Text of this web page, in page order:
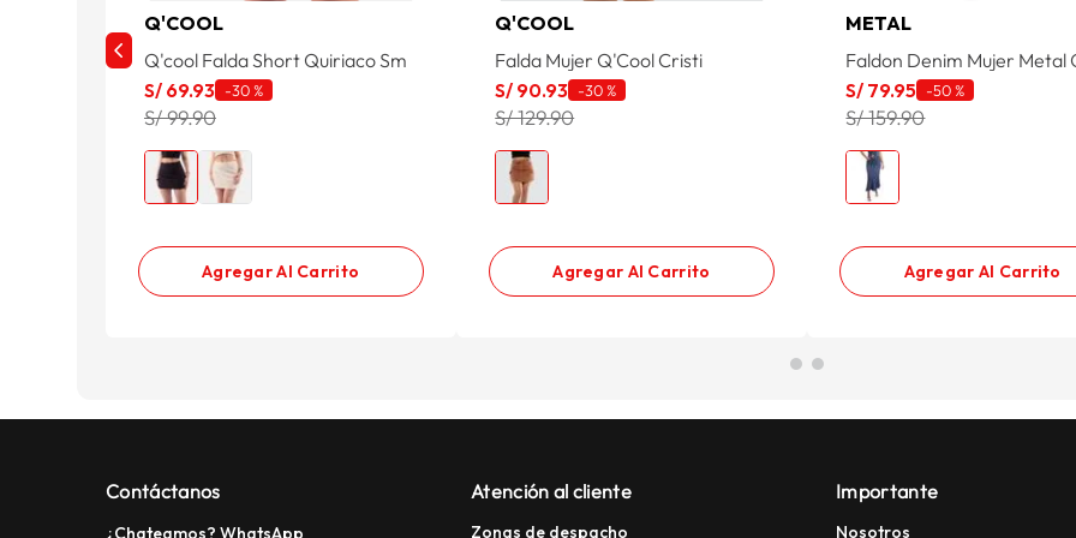
Q'COOL
Q'cool Falda Short Quiriaco Sm
S/ 69.93 -30 %
S/ 99.90
Agregar Al Carrito
Q'COOL
Falda Mujer Q'Cool Cristi
S/ 90.93 -30 %
S/ 129.90
Agregar Al Carrito
METAL
Faldon Denim Mujer Metal
S/ 79.95 -50 %
S/ 159.90
Agregar Al Carrito
Contáctanos
¿Chateamos? WhatsApp
Atención al cliente
Zonas de despacho
Importante
Nosotros